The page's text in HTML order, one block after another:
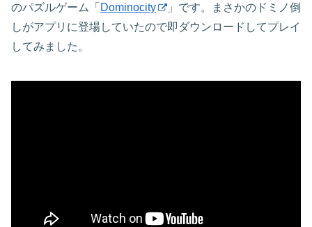
のパズルゲーム「 Dominocity
」です。まさかのドミノ倒
しがアプリに登場していたので即ダウンロードしてプレイ
してみました。